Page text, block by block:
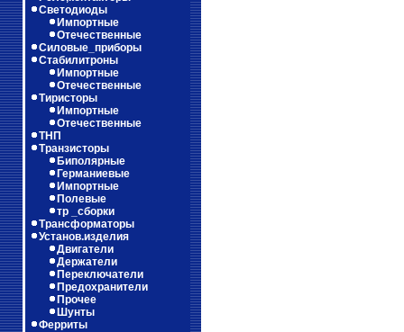
Светодиоды
Импортные
Отечественные
Силовые_приборы
Стабилитроны
Импортные
Отечественные
Тиристоры
Импортные
Отечественные
ТНП
Транзисторы
Биполярные
Германиевые
Импортные
Полевые
тр _сборки
Трансформаторы
Установ.изделия
Двигатели
Держатели
Переключатели
Предохранители
Прочее
Шунты
Ферриты